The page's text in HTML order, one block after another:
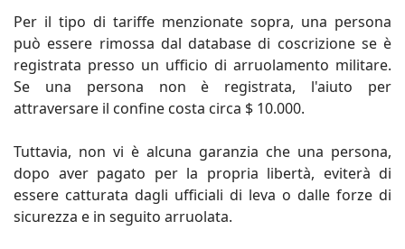
Per il tipo di tariffe menzionate sopra, una persona
può essere rimossa dal database di coscrizione se è
registrata presso un ufficio di arruolamento militare.
Se una persona non è registrata, l'aiuto per
attraversare il confine costa circa $ 10.000.
Tuttavia, non vi è alcuna garanzia che una persona,
dopo aver pagato per la propria libertà, eviterà di
essere catturata dagli ufficiali di leva o dalle forze di
sicurezza e in seguito arruolata.